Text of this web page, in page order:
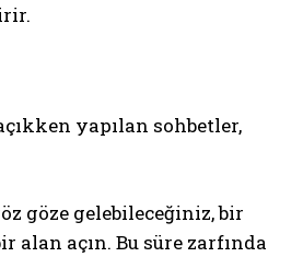
yapılan sohbetler,
göze gelebileceğiniz, bir
açın. Bu süre zarfında